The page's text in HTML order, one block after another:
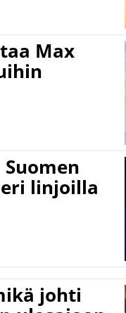
Max
linjoilla
johti